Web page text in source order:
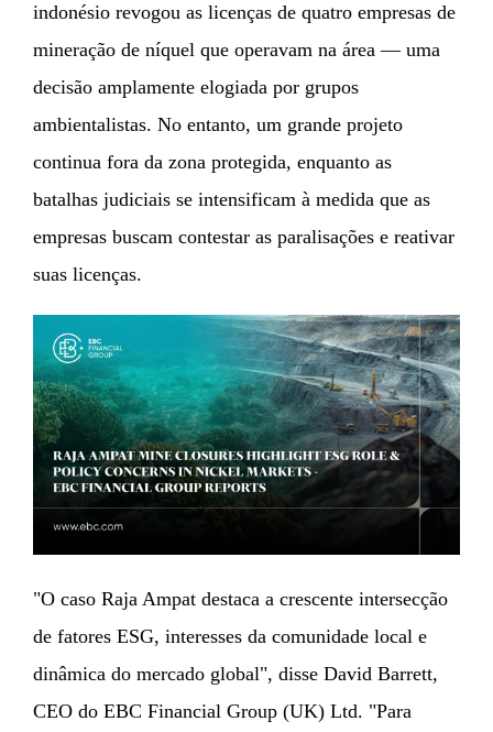
indonésio revogou as licenças de quatro empresas de
mineração de níquel que operavam na área — uma
decisão amplamente elogiada por grupos
ambientalistas. No entanto, um grande projeto
continua fora da zona protegida, enquanto as
batalhas judiciais se intensificam à medida que as
empresas buscam contestar as paralisações e reativar
suas licenças.
"O caso Raja Ampat destaca a crescente intersecção
de fatores ESG, interesses da comunidade local e
dinâmica do mercado global", disse David Barrett,
CEO do EBC Financial Group (UK) Ltd. "Para